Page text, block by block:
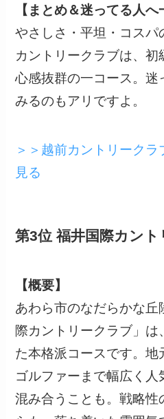
【まとめ＆迷ってる人へ
やさしさ・平坦・コス
カントリークラブは、
心感抜群の一コース。迷
みるのもアリですよ。
＞＞越前カントリーク
見る
第3位 福井国際カン
【概要】
あわら市のなだらかな丘
際カントリークラブ」は
た本格派コースです。
ゴルファーまで幅広く
混み合うことも。戦略